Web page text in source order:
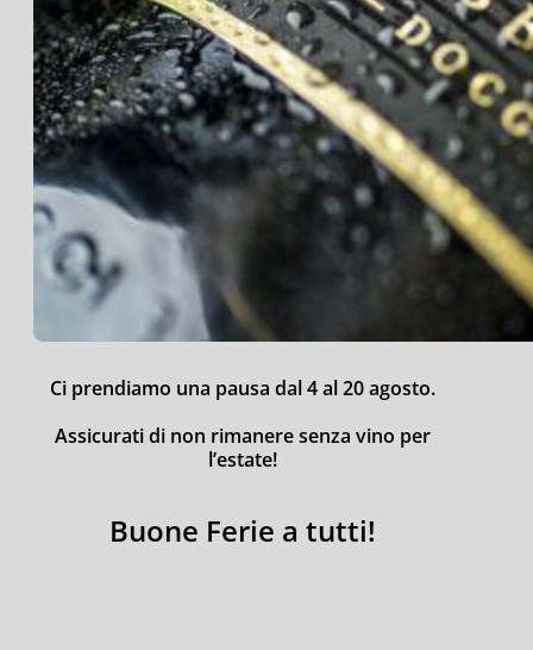
Ci prendiamo una pausa dal 4 al 20 agosto.
Assicurati di non rimanere senza vino per
l’estate!
Buone Ferie a tutti!